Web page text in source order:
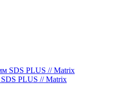
PLUS // Matrix